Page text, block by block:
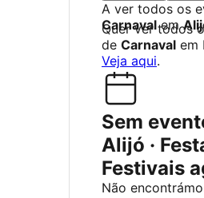
A ver todos os
Carnavalem
Quer ver todos
de Carnaval em
Veja aqui.
Sem
Alijó ·
Festivais
Não